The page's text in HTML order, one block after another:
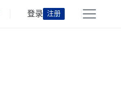
登录 注册